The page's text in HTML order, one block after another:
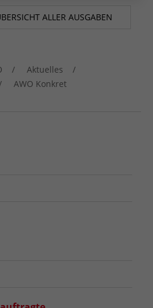
ALLER AUSGABEN
Aktuelles
AWO Konkret